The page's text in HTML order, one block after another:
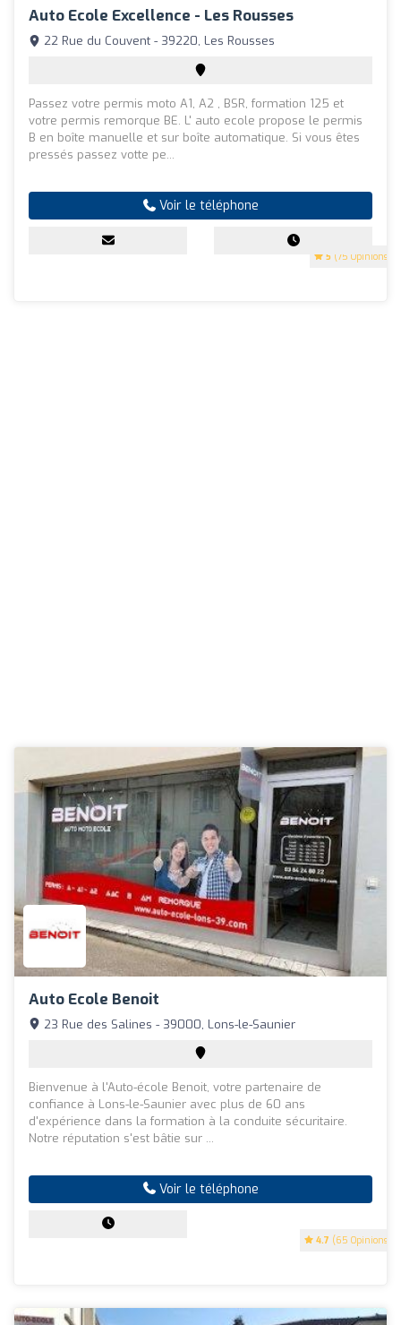
Auto Ecole Excellence - Les Rousses
5 (75 Opinions)
22 Rue du Couvent - 39220, Les Rousses
Passez votre permis moto A1, A2 , BSR, formation 125 et
votre permis remorque BE. L' auto ecole propose le permis
B en boîte manuelle et sur boîte automatique. Si vous êtes
pressés passez votte pe...
Voir le téléphone
Auto Ecole Benoit
4.7 (65 Opinions)
23 Rue des Salines - 39000, Lons-le-Saunier
Bienvenue à l'Auto-école Benoit, votre partenaire de
confiance à Lons-le-Saunier avec plus de 60 ans
d'expérience dans la formation à la conduite sécuritaire.
Notre réputation s'est bâtie sur ...
Voir le téléphone